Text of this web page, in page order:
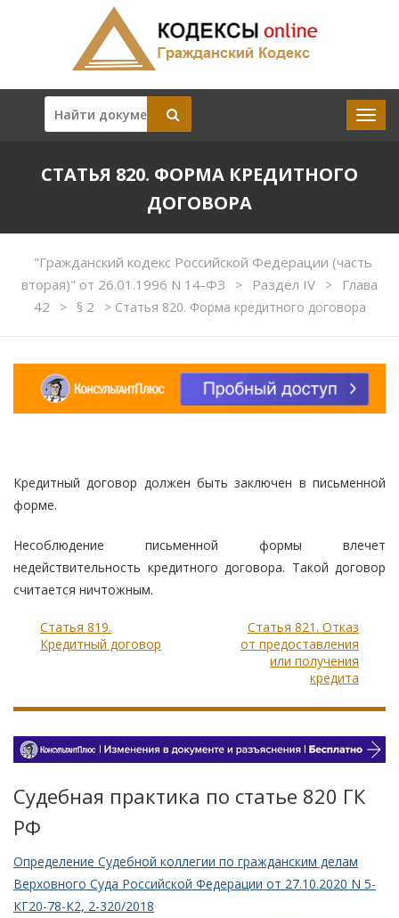
СТАТЬЯ 820. ФОРМА КРЕДИТНОГО
ДОГОВОРА
"Гражданский кодекс Российской Федерации (часть
вторая)" от 26.01.1996 N 14-ФЗ
> Раздел IV >
Глава
42
> § 2 >Статья 820. Форма кредитного договора
Кредитный договор должен быть заключен в письменной
форме.
Несоблюдение письменной формы влечет
недействительность кредитного договора. Такой договор
считается ничтожным.
Статья 819.
Кредитный договор
Статья 821. Отказ
от предоставления
или получения
кредита
Судебная практика по статье 820 ГК
РФ
Определение Судебной коллегии по гражданским делам
Верховного Суда Российской Федерации от 27.10.2020 N 5-
КГ20-78-К2, 2-320/2018